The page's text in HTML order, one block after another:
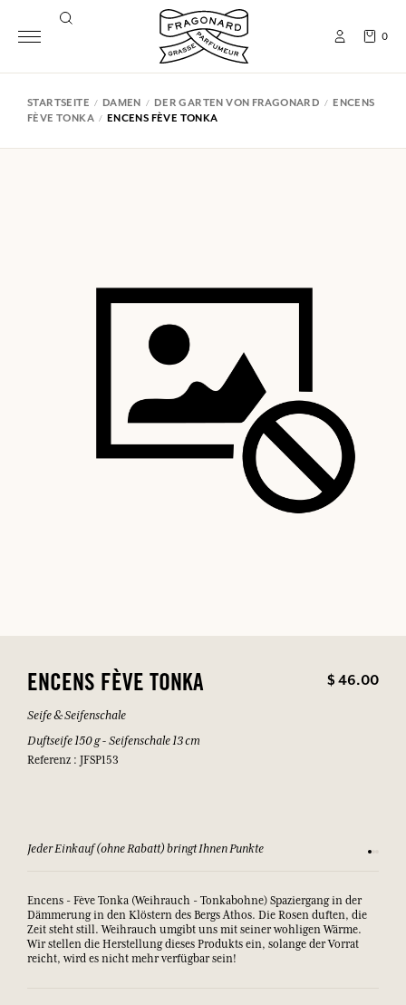
0
STARTSEITE DAMEN DER GARTEN VON FRAGONARD
ENCENS
FÈVE TONKA
ENCENS FÈVE TONKA
ENCENS FÈVE TONKA $ 46.00
Seife & Seifenschale
Duftseife 150 g - Seifenschale 13 cm
Referenz : JFSP153
Jeder Einkauf (ohne Rabatt) bringt Ihnen Punkte Sehen
Encens - Fève Tonka (Weihrauch - Tonkabohne) Spaziergang in der
Dämmerung in den Klöstern des Bergs Athos. Die Rosen duften, die
Zeit steht still. Weihrauch umgibt uns mit seiner wohligen Wärme.
Wir stellen die Herstellung dieses Produkts ein, solange der Vorrat
reicht, wird es nicht mehr verfügbar sein!